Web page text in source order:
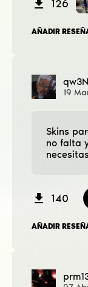
126
AÑADIR
qw3N
19
Skins
no falta
140
AÑADIR